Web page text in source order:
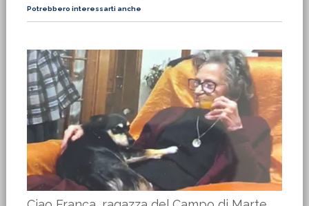
Potrebbero interessarti anche